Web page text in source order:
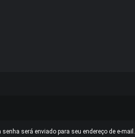
será enviado para seu endereço de e-mail.